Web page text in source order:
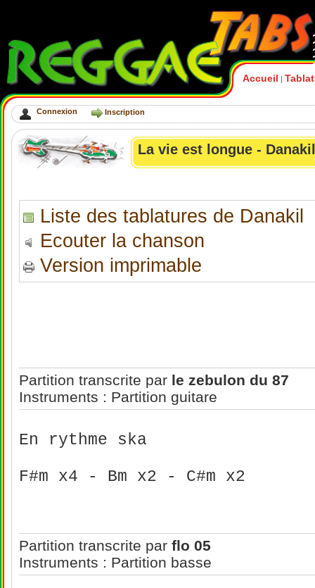
Accueil |
Connexion Inscription
La vie est longue - Danakil
Liste des tablatures de Danakil
Ecouter la chanson
Version imprimable
Partition transcrite par le zebulon du 87
Instruments : Partition guitare
En rythme ska
F#m x4 - Bm x2 - C#m x2
Partition transcrite par flo 05
Instruments : Partition basse